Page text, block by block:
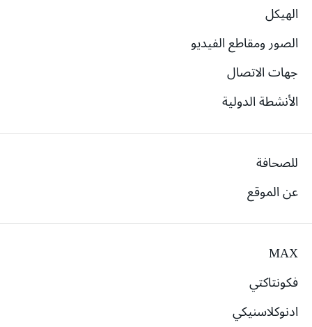
الهيكل
الصور ومقاطع الفيديو
جهات الاتصال
الأنشطة الدولية
للصحافة
عن الموقع
MAX
فكونتاكتي
ادنوكلاسنيكي